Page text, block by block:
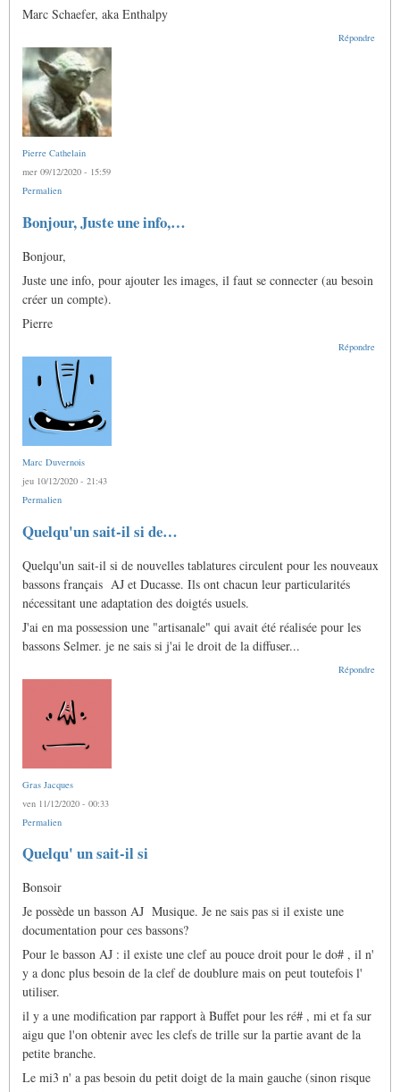
Marc Schaefer, aka Enthalpy
Répondre
Pierre Cathelain
mer 09/12/2020 - 15:59
Permalien
Bonjour, Juste une info,…
Bonjour,
Juste une info, pour ajouter les images, il faut se connecter (au besoin
créer un compte).
Pierre
Répondre
Marc Duvernois
jeu 10/12/2020 - 21:43
Permalien
Quelqu'un sait-il si de…
Quelqu'un sait-il si de nouvelles tablatures circulent pour les nouveaux
bassons français AJ et Ducasse. Ils ont chacun leur particularités
nécessitant une adaptation des doigtés usuels.
J'ai en ma possession une "artisanale" qui avait été réalisée pour les
bassons Selmer. je ne sais si j'ai le droit de la diffuser...
Répondre
Gras Jacques
ven 11/12/2020 - 00:33
Permalien
En
réponse
Quelqu'un
il
si
par
Duvernois
Quelqu' un sait-il si
Bonsoir
Je possède un basson AJ Musique. Je ne sais pas si il existe une
documentation pour ces bassons?
Pour le basson AJ : il existe une clef au pouce droit pour le do# , il n'
y a donc plus besoin de la clef de doublure mais on peut toutefois l'
utiliser.
il y a une modification par rapport à Buffet pour les ré# , mi et fa sur
aigu que l'on obtenir avec les clefs de trille sur la partie avant de la
petite branche.
Le mi3 n' a pas besoin du petit doigt de la main gauche (sinon risque